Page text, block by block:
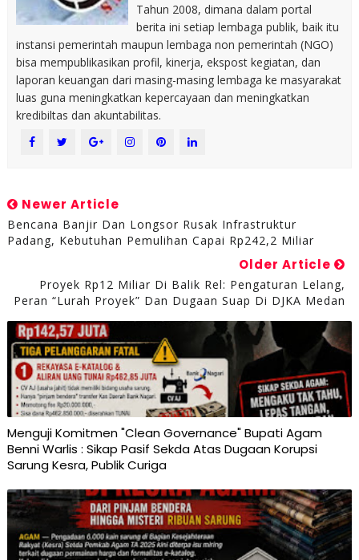
Tahun 2008, dimana dalam portal
berita ini setiap lembaga publik, baik itu
instansi pemerintah maupun lembaga non pemerintah (NGO)
bisa mempublikasikan profil, kinerja, ekspost kegiatan, dan
laporan keuangan dari masing-masing lembaga ke masyarakat
luas guna meningkatkan kepercayaan dan meningkatkan
kredibiltas dan akuntabilitas.
Newer Article
Bencana Banjir Dan Longsor Rusak Infrastruktur
Padang, Kebutuhan Pemulihan Capai Rp242,2 Miliar
Older Article
Proyek Rp12 Miliar Di Balik Rel: Pengaturan Lelang,
Peran “Lurah Proyek” Dan Dugaan Suap Di DJKA Medan
Menguji Komitmen "Clean Governance" Bupati Agam
Benni Warlis : Sikap Pasif Sekda Atas Dugaan Korupsi
Sarung Kesra, Publik Curiga